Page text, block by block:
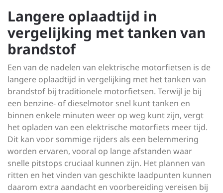
Langere oplaadtijd in
vergelijking met tanken van
brandstof
Een van de nadelen van elektrische motorfietsen is de
langere oplaadtijd in vergelijking met het tanken van
brandstof bij traditionele motorfietsen. Terwijl je bij
een benzine- of dieselmotor snel kunt tanken en
binnen enkele minuten weer op weg kunt zijn, vergt
het opladen van een elektrische motorfiets meer tijd.
Dit kan voor sommige rijders als een belemmering
worden ervaren, vooral op lange afstanden waar
snelle pitstops cruciaal kunnen zijn. Het plannen van
ritten en het vinden van geschikte laadpunten kunnen
daarom extra aandacht en voorbereiding vereisen bij